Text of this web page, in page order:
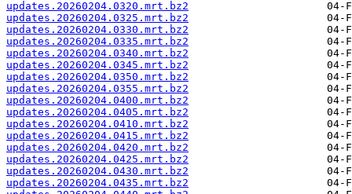
updates.20260204.0320.mrt.bz2
updates.20260204.0325.mrt.bz2
updates.20260204.0330.mrt.bz2
updates.20260204.0335.mrt.bz2
updates.20260204.0340.mrt.bz2
updates.20260204.0345.mrt.bz2
updates.20260204.0350.mrt.bz2
updates.20260204.0355.mrt.bz2
updates.20260204.0400.mrt.bz2
updates.20260204.0405.mrt.bz2
updates.20260204.0410.mrt.bz2
updates.20260204.0415.mrt.bz2
updates.20260204.0420.mrt.bz2
updates.20260204.0425.mrt.bz2
updates.20260204.0430.mrt.bz2
updates.20260204.0435.mrt.bz2